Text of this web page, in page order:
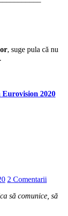
, suge pula că nu
2020
2 Comentarii
să comunice, să